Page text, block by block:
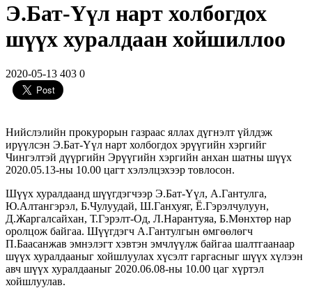
Э.Бат-Үүл нарт холбогдох
шүүх хуралдаан хойшиллоо
2020-05-13 403 0
Нийслэлийн прокурорын газраас яллах дүгнэлт үйлдэж
ирүүлсэн Э.Бат-Үүл нарт холбогдох эрүүгийн хэргийг
Чингэлтэй дүүргийн Эрүүгийн хэргийн анхан шатны шүүх
2020.05.13-ны 10.00 цагт хэлэлцэхээр товлосон.
Шүүх хуралдаанд шүүгдэгчээр Э.Бат-Үүл, А.Гантулга,
Ю.Алтангэрэл, Б.Чулуудай, Ш.Ганхуяг, Ё.Гэрэлчулуун,
Д.Жаргалсайхан, Т.Гэрэлт-Од, Л.Нарантуяа, Б.Мөнхтөр нар
оролцож байгаа. Шүүгдэгч А.Гантулгын өмгөөлөгч
П.Баасанжав эмнэлэгт хэвтэн эмчлүүлж байгаа шалтгаанаар
шүүх хуралдааныг хойшлуулах хүсэлт гаргасныг шүүх хүлээн
авч шүүх хуралдааныг 2020.06.08-ны 10.00 цаг хүртэл
хойшлуулав.